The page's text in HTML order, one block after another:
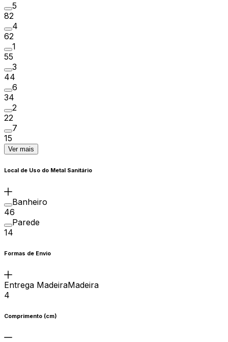
5
82
4
62
1
55
3
44
6
34
2
22
7
15
Ver mais
Local de Uso do Metal Sanitário
Banheiro
46
Parede
14
Formas de Envio
Entrega MadeiraMadeira
4
Comprimento (cm)